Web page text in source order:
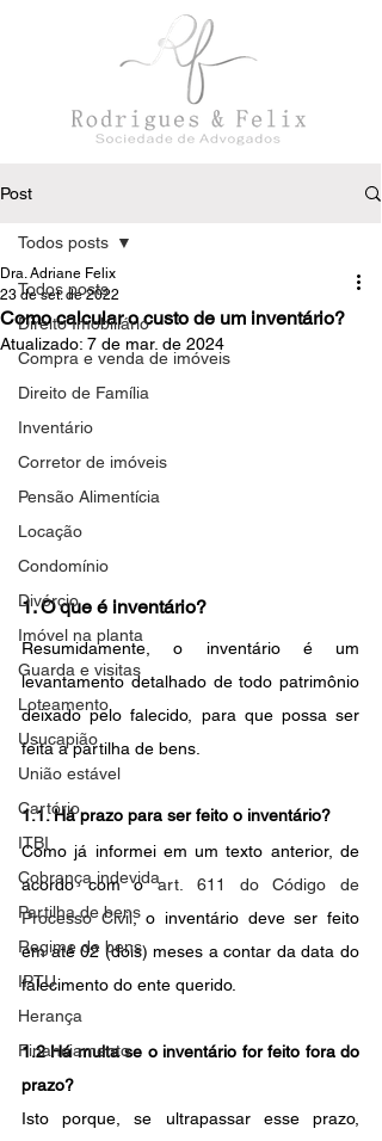
Post
Todos posts
Direito Imobiliário
Compra e venda de imóveis
Direito de Família
Inventário
Corretor de imóveis
Pensão Alimentícia
Locação
Condomínio
Divórcio
Imóvel na planta
Guarda e visitas
Loteamento
Usucapião
União estável
Cartório
ITBI
Cobrança indevida
Partilha de bens
Regime de bens
IPTU
Herança
Financiamento
Todos posts
Como calcular o custo de um inventário?
Dra. Adriane Felix
23 de set. de 2022
Atualizado: 7 de mar. de 2024
1. O que é inventário?
Resumidamente, o inventário é um
levantamento detalhado de todo patrimônio
deixado pelo falecido, para que possa ser
feita a partilha de bens.
1.1. Há prazo para ser feito o inventário?
Como já informei em um texto anterior, de
acordo com o art. 611 do Código de
Processo Civil, o inventário deve ser feito
em até 02 (dois) meses a contar da data do
falecimento do ente querido.
1.2 Há multa se o inventário for feito fora do
prazo?
Isto porque, se ultrapassar esse prazo,